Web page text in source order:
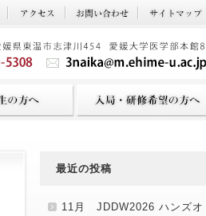
最近の投稿
11月 JDDW2026 ハンズオ